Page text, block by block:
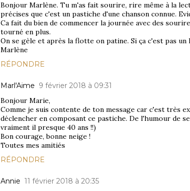
Bonjour Marlène. Tu m'as fait sourire, rire même à la
précises que c'est un pastiche d'une chanson connue.
Ca fait du bien de commencer la journée avec des
tourné en plus.
On se gèle et après la flotte on patine. Si ça c'est pas un
Marlène
RÉPONDRE
Marl'Aime 9 février 2018 à 09:31
Bonjour Marie,
Comme je suis contente de ton message car c'est très
déclencher en composant ce pastiche. De l'humour de
vraiment il presque 40 ans !!)
Bon courage, bonne neige !
Toutes mes amitiés
RÉPONDRE
Annie 11 février 2018 à 20:35